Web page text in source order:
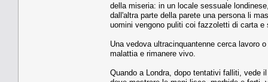
della miseria: in un locale sessuale
dall'altra parte della parete una persona li
uomini vengono puliti coi fazzoletti di carta e
Una vedova ultracinquantenne cerca lavoro
malattia e rimanere vivo.
Quando a Londra, dopo tentativi falliti, vede